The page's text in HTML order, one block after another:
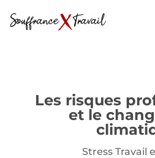
Les risques
et le
Stress Travail